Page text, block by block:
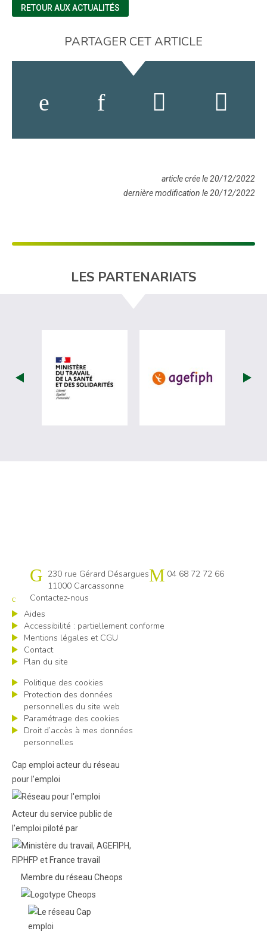
RETOUR AUX ACTUALITÉS
PARTAGER CET ARTICLE
article crée le 20/12/2022
dernière modification le 20/12/2022
LES PARTENARIATS
visiter les site de Ministère du travail
visiter les
Cap emploi 11
230 rue Gérard Désargues
11000 Carcassonne
04 68 72 72 66
Contactez-nous
Aides
Accessibilité : partiellement conforme
Mentions légales et CGU
Contact
Plan du site
Politique des cookies
Protection des données
personnelles du site web
Paramétrage des cookies
Droit d’accès à mes données
personnelles
Cap emploi acteur du réseau
pour l’emploi
Acteur du service public de
l'emploi piloté par
Membre du réseau Cheops